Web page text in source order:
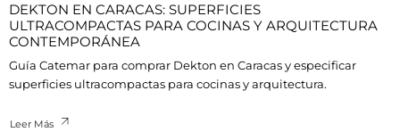
DEKTON EN CARACAS: SUPERFICIES
ULTRACOMPACTAS PARA COCINAS Y ARQUITECTURA
CONTEMPORÁNEA
Guía Catemar para comprar Dekton en Caracas y especificar
superficies ultracompactas para cocinas y arquitectura.
Leer Más